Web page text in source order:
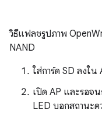
วิธีแฟลชรูปภาพ
NAND
ใส่การ์ด SD ลงใน
เปิด AP และรอจ
LED บอกสถานะด